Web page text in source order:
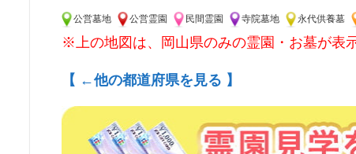
公営墓地 公営霊園 民間霊園 寺院墓地 永代供養墓
※上の地図は、岡山県のみの霊園・お墓が表
【 ←他の都道府県を見る 】